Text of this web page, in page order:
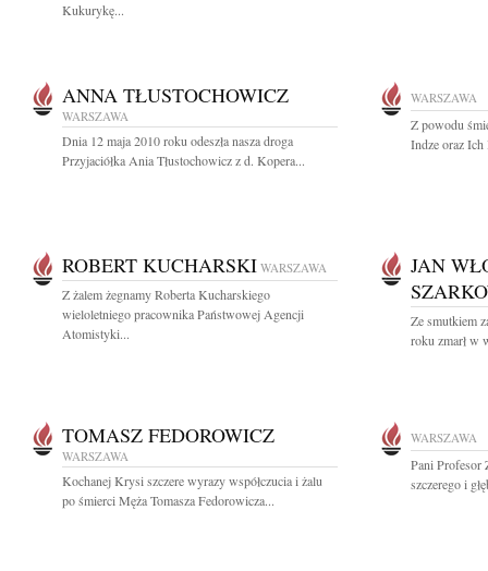
Kukurykę...
ANNA TŁUSTOCHOWICZ
WARSZAWA
Dnia 12 maja 2010 roku odeszła nasza droga
Przyjaciółka Ania Tłustochowicz z d. Kopera...
WARSZAWA
Z powodu
Indze oraz
ROBERT KUCHARSKI WARSZAWA
Z żalem żegnamy Roberta Kucharskiego
wieloletniego pracownika Państwowej Agencji
Atomistyki...
JAN
Ze smutkiem
roku zmarł w
TOMASZ FEDOROWICZ
WARSZAWA
Kochanej Krysi szczere wyrazy współczucia i żalu
po śmierci Męża Tomasza Fedorowicza...
WARSZAWA
Pani Profesor
szczerego i